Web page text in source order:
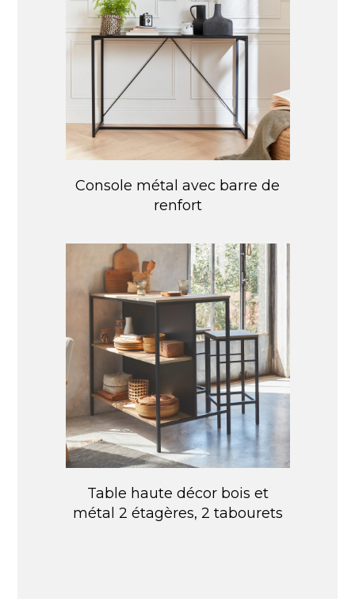
Console métal avec barre de
renfort
Table haute décor bois et
métal 2 étagères, 2 tabourets